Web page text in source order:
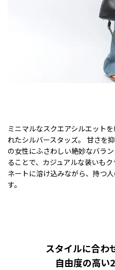
ミニマルなスクエアシルエット
れたシルバースタッズ。 甘さを
の女性にふさわしい絶妙なバラ
ることで、カジュアルな装いも
ネートに溶け込みながら、持つ
す。
スタイルに合わ
自由度の高い